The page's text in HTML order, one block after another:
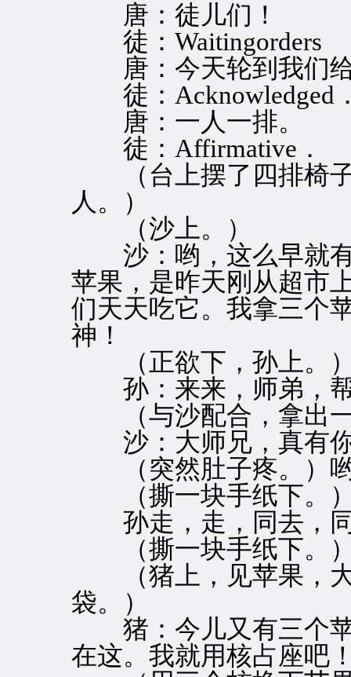
唐：徒儿们！
徒：Waitingorders
唐：今天轮到我们给
徒：Acknowledged
唐：一人一排。
徒：Affirmative．
（台上摆了四排椅子
人。）
（沙上。）
沙：哟，这么早就有
苹果，是昨天刚从超市
们天天吃它。我拿三个
神！
（正欲下，孙上。
孙：来来，师弟，
（与沙配合，拿出一
沙：大师兄，真有
（突然肚子疼。）哟
（撕一块手纸下。
孙走，走，同去，
（撕一块手纸下。
（猪上，见苹果，大
袋。）
猪：今儿又有三个苹
在这。我就用核占座吧